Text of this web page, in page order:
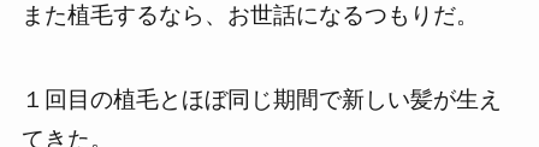
また植毛するなら、お世話になるつもりだ。
１回目の植毛とほぼ同じ期間で新しい髪が生え
てきた。